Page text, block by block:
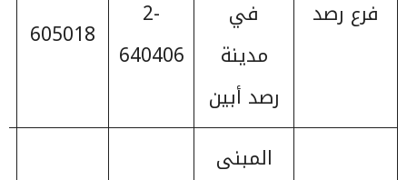
فرع رصد
في
مدينة
رصد أبين
2-
640406
605018
المبنى